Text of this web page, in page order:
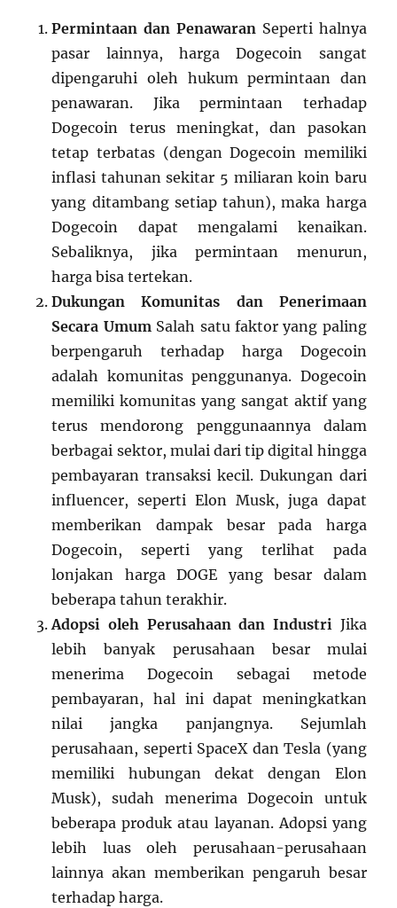
Permintaan dan Penawaran Seperti halnya
pasar lainnya, harga Dogecoin sangat
dipengaruhi oleh hukum permintaan dan
penawaran. Jika permintaan terhadap
Dogecoin terus meningkat, dan pasokan
tetap terbatas (dengan Dogecoin memiliki
inflasi tahunan sekitar 5 miliaran koin baru
yang ditambang setiap tahun), maka harga
Dogecoin dapat mengalami kenaikan.
Sebaliknya, jika permintaan menurun,
harga bisa tertekan.
Dukungan Komunitas dan Penerimaan
Secara UmumSalah satu faktor yang paling
berpengaruh terhadap harga Dogecoin
adalah komunitas penggunanya. Dogecoin
memiliki komunitas yang sangat aktif yang
terus mendorong penggunaannya dalam
berbagai sektor, mulai dari tip digital hingga
pembayaran transaksi kecil. Dukungan dari
influencer, seperti Elon Musk, juga dapat
memberikan dampak besar pada harga
Dogecoin, seperti yang terlihat pada
lonjakan harga DOGE yang besar dalam
beberapa tahun terakhir.
Adopsi oleh Perusahaan dan IndustriJika
lebih banyak perusahaan besar mulai
menerima Dogecoin sebagai metode
pembayaran, hal ini dapat meningkatkan
nilai jangka panjangnya. Sejumlah
perusahaan, seperti SpaceX dan Tesla (yang
memiliki hubungan dekat dengan Elon
Musk), sudah menerima Dogecoin untuk
beberapa produk atau layanan. Adopsi yang
lebih luas oleh perusahaan-perusahaan
lainnya akan memberikan pengaruh besar
terhadap harga.